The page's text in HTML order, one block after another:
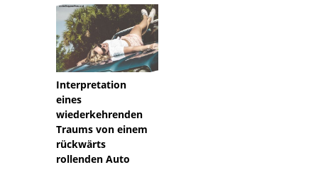
neugierigen Augen
aller auf einem
Parkplatz in einem
Einkaufszentrum. Es g
Interpretation
eines
wiederkehrenden
Traums von einem
rückwärts
rollenden Auto